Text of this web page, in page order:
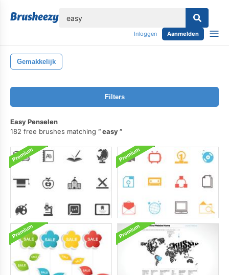
Inloggen Aanmelden
Gemakkelijk
Filters
Easy Penselen
182 free brushes matching
easy